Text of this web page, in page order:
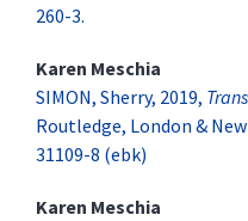
260-3.
Karen Meschia
SIMON, Sherry, 2019,
Routledge, London &
31109-8 (ebk)
Karen Meschia